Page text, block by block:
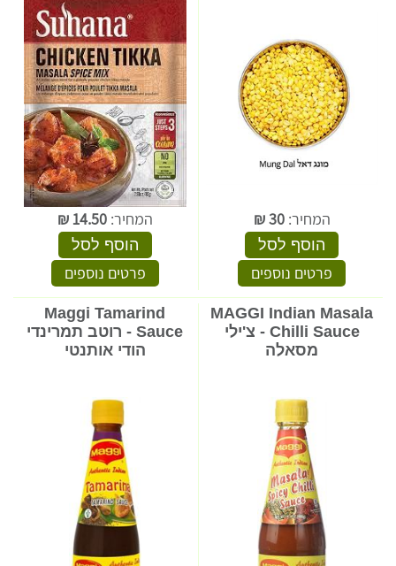
המחיר:30
₪
הוסף לסל
פרטים נוספים
המחיר:14.50
₪
הוסף לסל
פרטים נוספים
MAGGI Indian Masala
Chilli Sauce - צ'ילי
מסאלה
Maggi Tamarind
Sauce - רוטב תמרינדי
הודי אותנטי